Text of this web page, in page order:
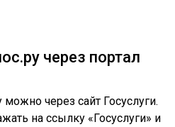
логина.
сайта